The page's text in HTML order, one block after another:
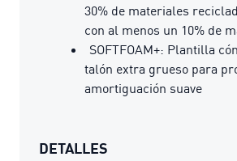
30% de materiales
con al menos un 10% de
SOFTFOAM+: Plantilla
talón extra grueso para
amortiguación suave
DETALLES